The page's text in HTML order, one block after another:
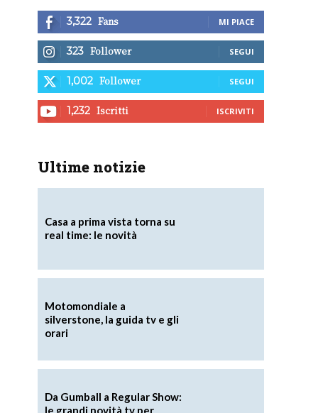
3,322 Fans MI PIACE
323 Follower SEGUI
1,002 Follower SEGUI
1,232 Iscritti ISCRIVITI
Ultime notizie
Casa a prima vista torna su
real time: le novità
Motomondiale a
silverstone, la guida tv e gli
orari
Da Gumball a Regular Show:
le grandi novità tv per